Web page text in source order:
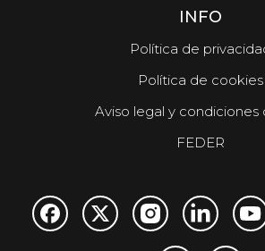
INFO
Política de
Política de cookies
Aviso legal y condiciones
FEDER